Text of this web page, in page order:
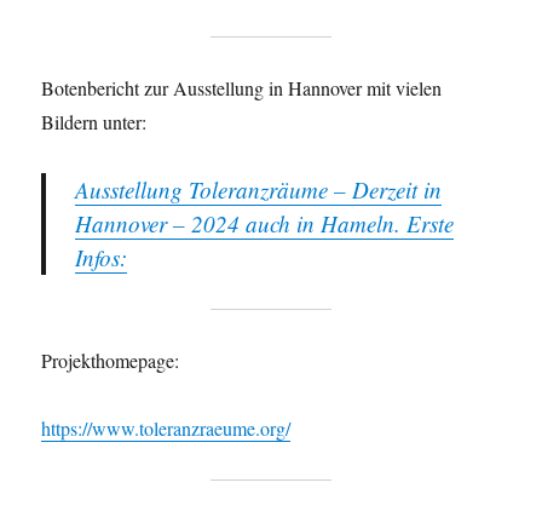
Botenbericht zur Ausstellung in Hannover mit vielen
Bildern unter:
Ausstellung Toleranzräume – Derzeit in
Hannover – 2024 auch in Hameln. Erste
Infos:
Projekthomepage:
https://www.toleranzraeume.org/